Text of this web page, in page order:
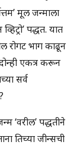
मूल जन्माला
पद्धत. यात
रोगट भाग काढून
एकत्र करून
सर्व
‘वरील’ पद्धतीने
तिच्या जीन्सची